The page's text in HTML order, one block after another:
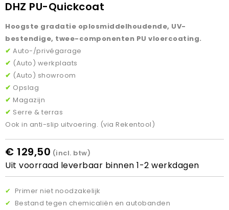
DHZ PU-Quickcoat
Hoogste gradatie oplosmiddelhoudende, UV-
bestendige, twee-componenten PU vloercoating.
✔ Auto-/privégarage
✔ (Auto) werkplaats
✔ (Auto) showroom
✔ Opslag
✔ Magazijn
✔ Serre & terras
Ook in anti-slip uitvoering. (via Rekentool)
€ 129,50 (incl. btw)
Uit voorraad leverbaar binnen 1-2 werkdagen
✔ Primer niet noodzakelijk
✔ Bestand tegen chemicaliën en autobanden